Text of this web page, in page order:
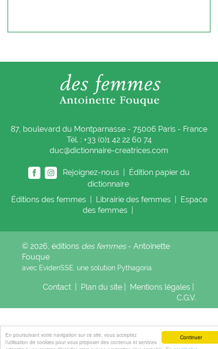
Continuer
En poursuivant votre navigation sur ce site, vous acceptez
l’utilisation de cookies pour vous proposer des contenus et services
87, boulevard du Montparnasse - 75006 Paris - France
Tél. : +33 (0)1 42 22 60 74
duc@dictionnaire-creatrices.com
Rejoignez-nous |
Édition papier du
dictionnaire
Éditions des femmes Librairie des femmes
Espace
des femmes
© 2026, éditions des femmes- Antoinette
Fouque
avec EvidenSSE, une solution Pythagoria
Contact Plan du site Mentions légales
C.G.V.